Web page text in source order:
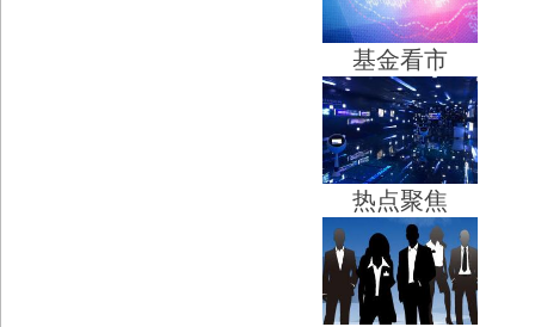
基金看市
热点聚焦